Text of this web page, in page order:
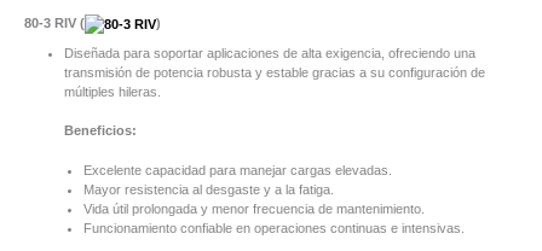
80-3 RIV ( )
Diseñada para soportar aplicaciones de alta exigencia, ofreciendo una
transmisión de potencia robusta y estable gracias a su configuración de
múltiples hileras.
Beneficios:
Excelente capacidad para manejar cargas elevadas.
Mayor resistencia al desgaste y a la fatiga.
Vida útil prolongada y menor frecuencia de mantenimiento.
Funcionamiento confiable en operaciones continuas e intensivas.